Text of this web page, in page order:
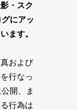
・スク
にアッ
ます。
および
行なっ
開、ま
行為は